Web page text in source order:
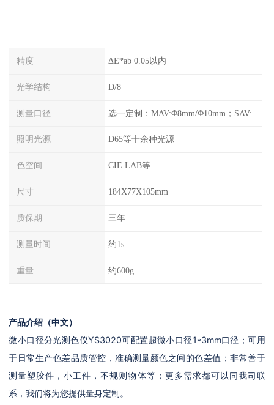
精度 ΔE*ab 0.05以内
光学结构 D/8
测量口径
照明光源 D65等十余种光源
色空间 CIE LAB等
尺寸 184X77X105mm
质保期 三年
测量时间 约1s
重量 约600g
产品介绍（中文）
微小口径分光测色仪YS3020可配置超微小口径1*3mm口径；可用
于日常生产色差品质管控，准确测量颜色之间的色差值；非常善于
测量塑胶件，小工件，不规则物体等；更多需求都可以同我司联
系，我们将为您提供量身定制。